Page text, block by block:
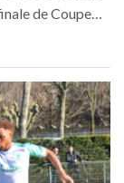
de Coupe…